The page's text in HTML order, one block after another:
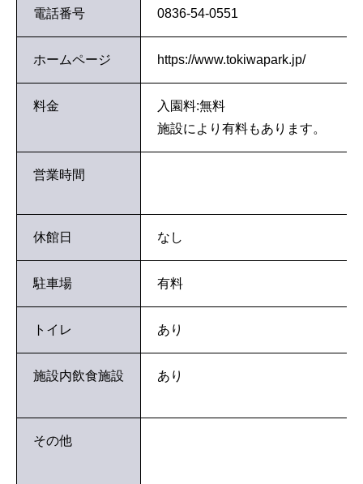
電話番号 0836-54-0551
ホームページ https://www.tokiwapark.jp/
料金
入園料:無料
施設により有料もあります。
営業時間
休館日 なし
駐車場 有料
トイレ あり
施設内飲食施設 あり
その他